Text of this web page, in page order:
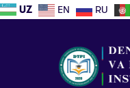
UZ EN RU